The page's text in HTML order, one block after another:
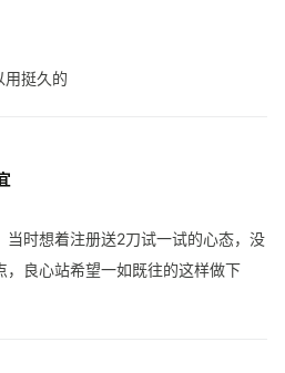
挺久的
当时想着注册送2刀试一试的心态，没
，良心站希望一如既往的这样做下